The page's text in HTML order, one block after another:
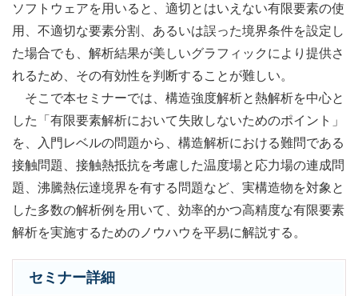
ソフトウェアを用いると、適切とはいえない有限要素の使
用、不適切な要素分割、あるいは誤った境界条件を設定し
た場合でも、解析結果が美しいグラフィックにより提供さ
れるため、その有効性を判断することが難しい。
そこで本セミナーでは、構造強度解析と熱解析を中心と
した「有限要素解析において失敗しないためのポイント」
を、入門レベルの問題から、構造解析における難問である
接触問題、接触熱抵抗を考慮した温度場と応力場の連成問
題、沸騰熱伝達境界を有する問題など、実構造物を対象と
した多数の解析例を用いて、効率的かつ高精度な有限要素
解析を実施するためのノウハウを平易に解説する。
セミナー詳細